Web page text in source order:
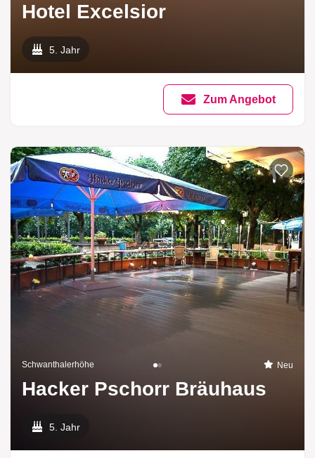
Hotel Excelsior
5. Jahr
Zum Angebot
Schwanthalerhöhe Neu
Hacker Pschorr Bräuhaus
5. Jahr